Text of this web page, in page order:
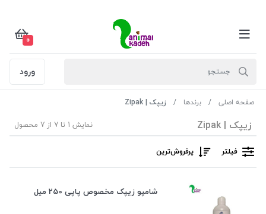
0
ورود
صفحه اصلی برندها زیپک | Zipak
زیپک | Zipak نمایش 1 تا 7 از 7 محصول
فیلتر پرفروش‌ترین‌
شامپو زیپک مخصوص پاپی 250 میل